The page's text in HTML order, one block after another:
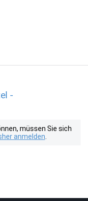
-
müssen Sie sich
anmelden